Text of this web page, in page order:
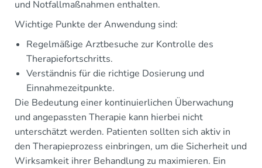
und Notfallmaßnahmen enthalten.
Wichtige Punkte der Anwendung sind:
Regelmäßige Arztbesuche zur Kontrolle des
Therapiefortschritts.
Verständnis für die richtige Dosierung und
Einnahmezeitpunkte.
Die Bedeutung einer kontinuierlichen Überwachung
und angepassten Therapie kann hierbei nicht
unterschätzt werden. Patienten sollten sich aktiv in
den Therapieprozess einbringen, um die Sicherheit und
Wirksamkeit ihrer Behandlung zu maximieren. Ein